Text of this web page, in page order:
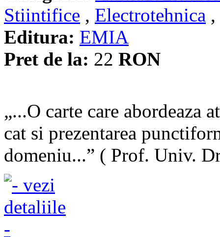
Stiintifice , Electrotehnica ,
Editura: EMIA
Pret de la: 22 RON
„...O carte care abordeaza
cat si prezentarea
domeniu...” ( Prof. Univ.